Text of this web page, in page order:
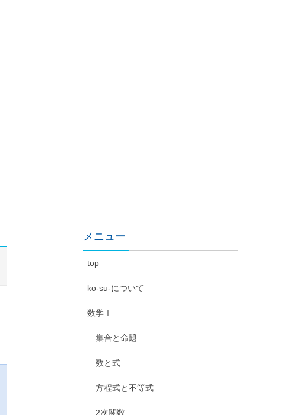
メニュー
top
ko-su-について
数学Ⅰ
集合と命題
数と式
方程式と不等式
2次関数